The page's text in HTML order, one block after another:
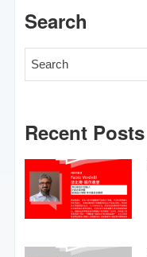
Search
Recent Posts